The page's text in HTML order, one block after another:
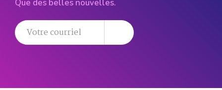
Que des belles nouvelles.